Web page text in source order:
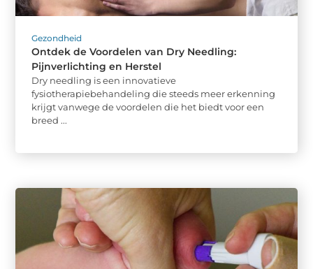
Gezondheid
Ontdek de Voordelen van Dry Needling:
Pijnverlichting en Herstel
Dry needling is een innovatieve
fysiotherapiebehandeling die steeds meer erkenning
krijgt vanwege de voordelen die het biedt voor een
breed ...